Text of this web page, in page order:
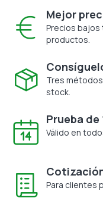
Mejor
Precios bajos
productos.
Tres
stock.
Prueba de
Válido en
Para clientes